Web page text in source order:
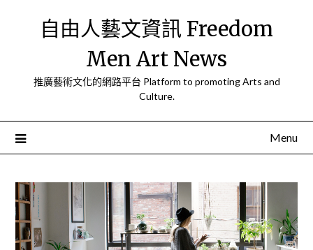
自由人藝文資訊 Freedom
Men Art News
推廣藝術文化的網路平台 Platform to promoting Arts and
Culture.
Menu